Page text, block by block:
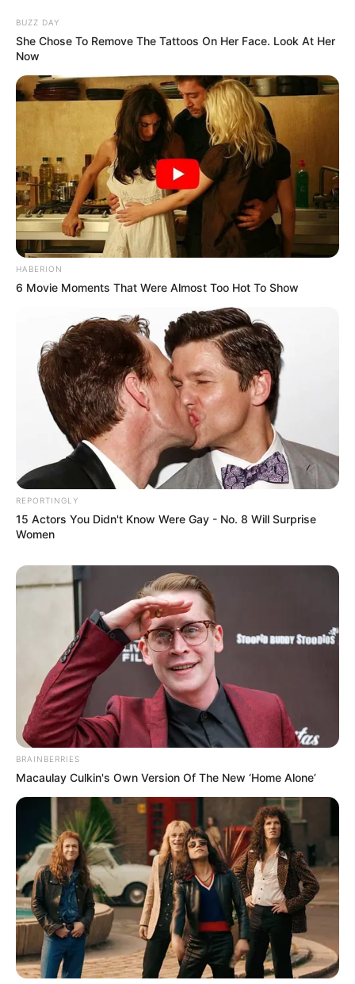
SHARE THIS Share it Tweet
Pin it
PUBLICAÇÕES RELACIONADAS
Notícia
PRÓXIMA MATÉRIA
A verdade sobre a tramitação
do Piso de 3 salários mínimos
prometidos aos ACS e ACE.
PUBLICAÇÃO RECENTE
Bolsa Família em Capinzal:
pesagem obrigatória tem
FAÇA O SEU COMENTÁRIO AQUI!
FALE CONOSCO
E-mail
Mensagem*
BUSCAR
DESTAQUES
FACEBOOK
DESTAQUES DA SEMANA
Agente de Saúde é indiciada por falsificar
visitas que nunca aconteceram.
Câmara dos Deputados: anuênios, triênios,
BUZZ DAY
She Chose To Remove The Tattoos On Her Face. Look At Her
Now
HABERION
6 Movie Moments That Were Almost Too Hot To Show
REPORTINGLY
15 Actors You Didn't Know Were Gay - No. 8 Will Surprise
Women
BRAINBERRIES
Macaulay Culkin's Own Version Of The New ‘Home Alone’